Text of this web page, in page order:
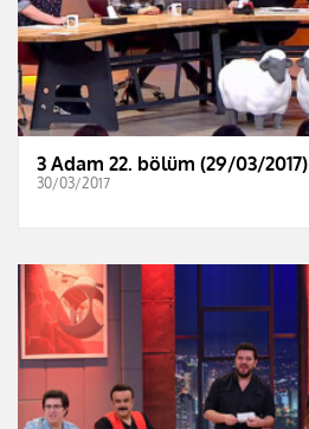
3 Adam 22. bölüm (29/03/2017)
30/03/2017